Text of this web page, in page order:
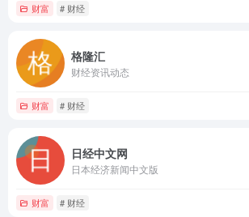
财富 # 财经
格隆汇
财经资讯动态
财富 # 财经
日经中文网
日本经济新闻中文版
财富 # 财经